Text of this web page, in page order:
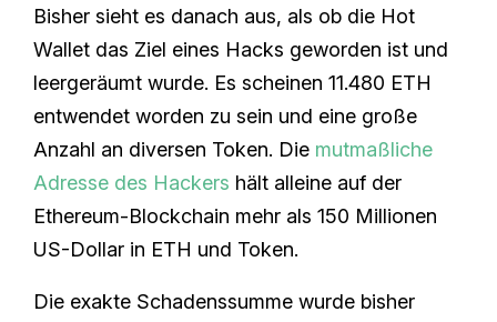
Bisher sieht es danach aus, als ob die Hot
Wallet das Ziel eines Hacks geworden ist und
leergeräumt wurde. Es scheinen 11.480 ETH
entwendet worden zu sein und eine große
Anzahl an diversen Token. Die mutmaßliche
Adresse des Hackers hält alleine auf der
Ethereum-Blockchain mehr als 150 Millionen
US-Dollar in ETH und Token.
Die exakte Schadenssumme wurde bisher